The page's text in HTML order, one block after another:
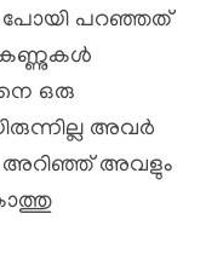
പോയി പറഞ്ഞത്
ഒരു
അവർ
അറിഞ്ഞ് അവളും